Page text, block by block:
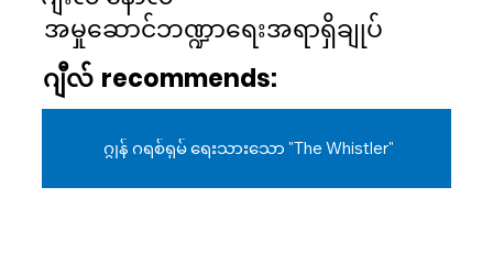
အမှုဆောင်ဘဏ္ဍာရေးအရာရှိချုပ်
ဂျီလ် recommends:
ဂျွန် ဂရစ်ရှမ် ရေးသားသော "The Whistler"